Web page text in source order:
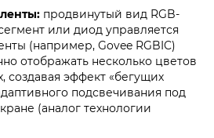
продвинутый вид RGB-
или диод управляется
(например, Govee RGBIC)
отображать несколько цветов
создавая эффект «бегущих
подсвечивания под
(аналог технологии